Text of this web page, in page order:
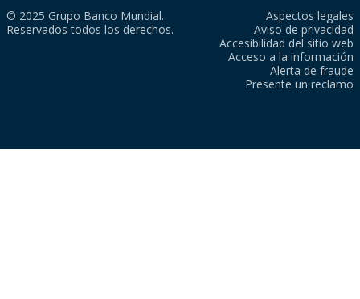
© 2025 Grupo Banco Mundial.
Reservados todos los derechos.
Aspectos legales
Aviso de privacidad
Accesibilidad del sitio web
Acceso a la información
Alerta de fraude
Presente un reclamo